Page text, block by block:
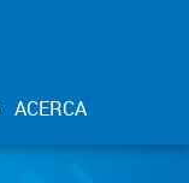
ACERCA